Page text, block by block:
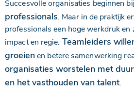
Succesvolle organisaties beginnen bij
professionals. Maar in de praktijk
professionals een hoge werkdruk en
impact en regie. Teamleiders
groeienen betere samenwerking
organisaties worstelen met
en het vasthouden van talent.